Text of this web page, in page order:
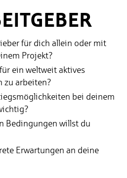
für dich allein oder mit
Projekt?
ein weltweit aktives
zu arbeiten?
bei deinem
Bedingungen willst du
Erwartungen an deine